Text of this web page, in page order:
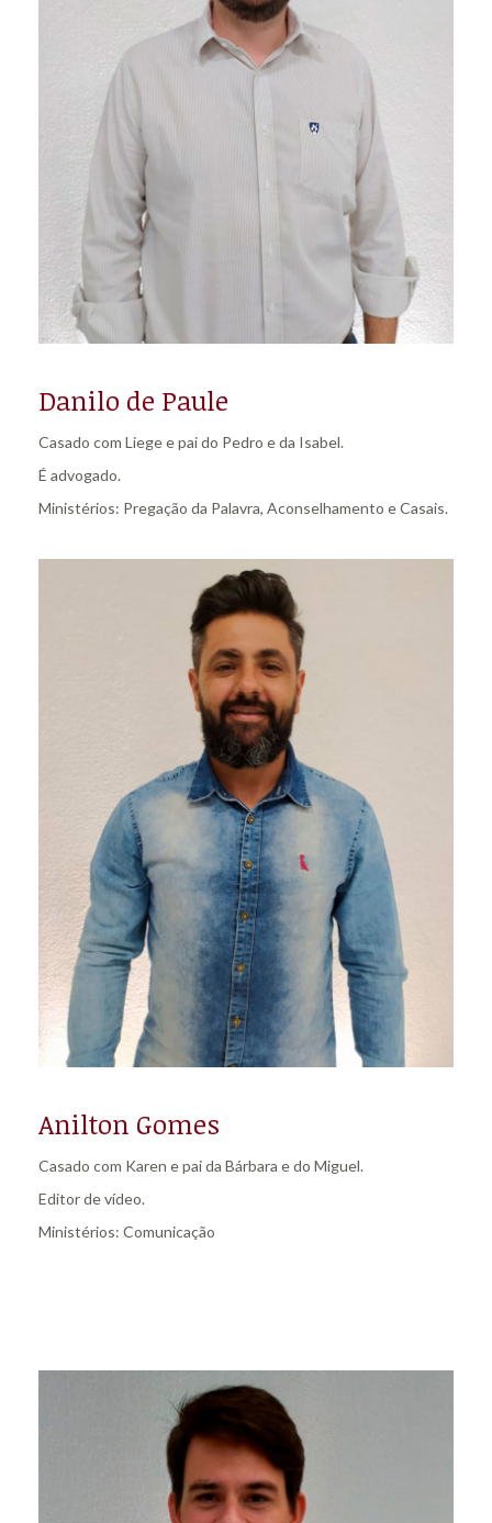
Danilo de Paule
Casado com Liege e pai do Pedro e da Isabel.
É advogado.
Ministérios: Pregação da Palavra, Aconselhamento e Casais.
Anilton Gomes
Casado com Karen e pai da Bárbara e do Miguel.
Editor de vídeo.
Ministérios: Comunicação